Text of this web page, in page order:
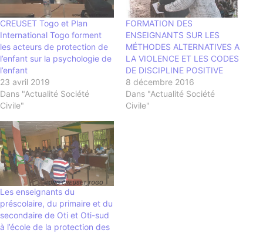
CREUSET Togo et Plan
International Togo forment
les acteurs de protection de
l’enfant sur la psychologie de
l’enfant
23 avril 2019
Dans "Actualité Société
Civile"
FORMATION DES
ENSEIGNANTS SUR LES
MÉTHODES ALTERNATIVES A
LA VIOLENCE ET LES CODES
DE DISCIPLINE POSITIVE
8 décembre 2016
Dans "Actualité Société
Civile"
Les enseignants du
préscolaire, du primaire et du
secondaire de Oti et Oti-sud
à l’école de la protection des